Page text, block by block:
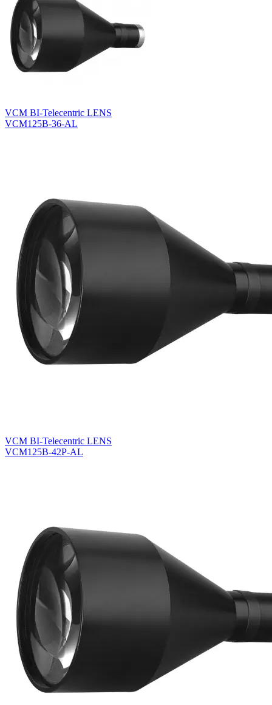
VCM BI-Telecentric LENS
VCM125B-36-AL
VCM BI-Telecentric LENS
VCM125B-42P-AL